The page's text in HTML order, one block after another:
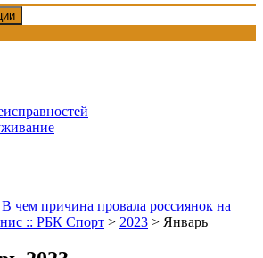
чем причина провала россиянок на
:: РБК Спорт > 2023 > Январь